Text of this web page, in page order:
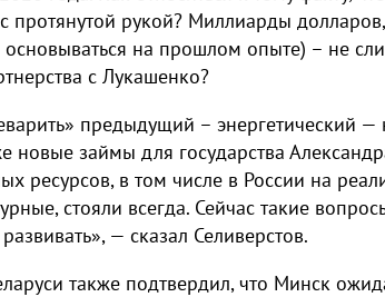
протянутой рукой? Миллиарды
основываться на прошлом опыте) – не
с Лукашенко?
предыдущий – энергетический —
новые займы для государства
ресурсов, в том числе в России на
стояли всегда. Сейчас такие
— сказал Селиверстов.
также подтвердил, что Минск